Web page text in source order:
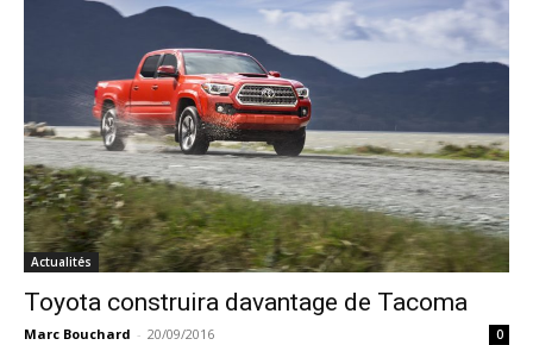
Actualités
Toyota construira davantage de Tacoma
Marc Bouchard - 20/09/2016 0